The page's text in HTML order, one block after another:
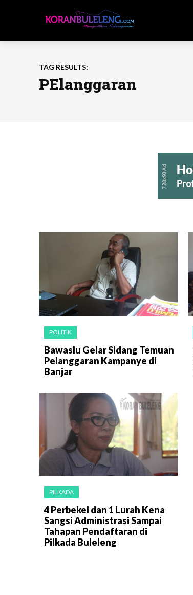
TAG RESULTS:
PElanggaran
POLITIK
Bawaslu Gelar Sidang Temuan
Pelanggaran Kampanye di
Banjar
PILKADA
4 Perbekel dan 1 Lurah Kena
Sangsi Administrasi Sampai
Tahapan Pendaftaran di
Pilkada Buleleng